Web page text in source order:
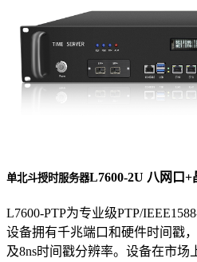
单北斗授时服务器L7600-2U 八网口+
L7600-PTP为专业级PTP/
设备拥有千兆端口和硬件时间戳
及8ns时间戳分辨率。设备在市场